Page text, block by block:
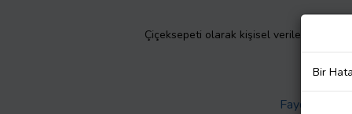
Çiçeksepeti olarak kişisel verilerinizin
Faydalı Bilgiler
Bir